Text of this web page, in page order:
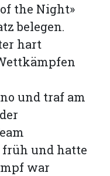
the Night»
belegen.
hart
und traf am
früh und hatte
war